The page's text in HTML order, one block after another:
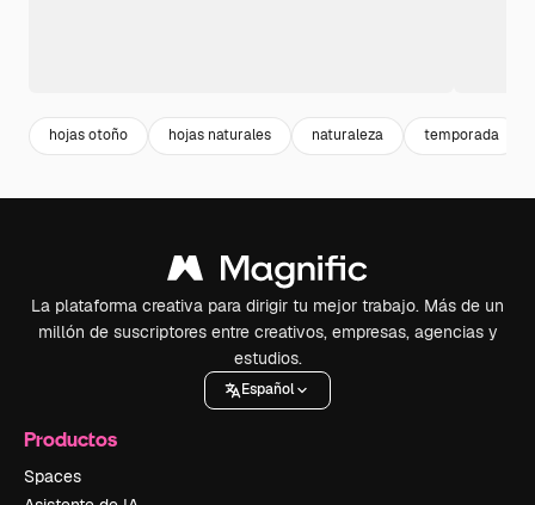
hojas otoño hojas naturales naturaleza temporada
La plataforma creativa para dirigir tu mejor trabajo. Más de un
millón de suscriptores entre creativos, empresas, agencias y
estudios.
Español
Productos
Spaces